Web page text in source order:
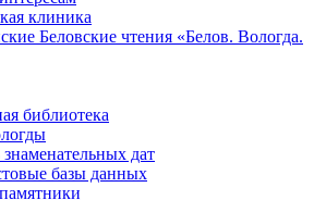
клиника
Беловские чтения «Белов. Вологда.
библиотека
дат
базы данных